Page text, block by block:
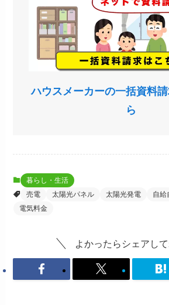
ハウスメーカーの一括資料
ら
暮らし・生活
売電
太陽光パネル 太陽光発電 自給
電気料金
よかったらシェアして